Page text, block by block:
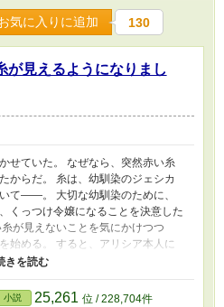
気に入りに追加 130
が見えるようになりまし
せていた。 なぜなら、突然赤い糸
からだ。 糸は、幼馴染のジェシカ
て——。 大切な幼馴染のために、
くっつけ令嬢になることを決意した
が見えないことを気にかけつつ
始める。 すると、アリシア本人に
なったアリシアが、ハッピーエン
した。 小説家になろう様にも投稿
小説 25,261 位 / 228,704件